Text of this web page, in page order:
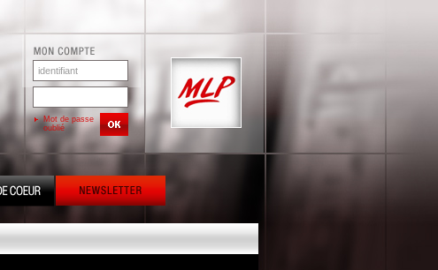
Mot de passe
oublié